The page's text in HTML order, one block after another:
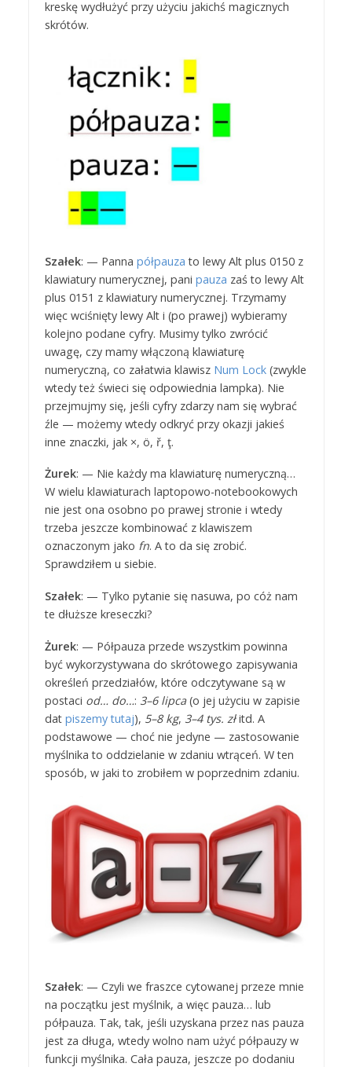
kreskę wydłużyć przy użyciu jakichś magicznych
skrótów.
Szałek: — Panna półpauza to lewy Alt plus 0150 z
klawiatury numerycznej, pani pauza zaś to lewy Alt
plus 0151 z klawiatury numerycznej. Trzymamy
więc wciśnięty lewy Alt i (po prawej) wybieramy
kolejno podane cyfry. Musimy tylko zwrócić
uwagę, czy mamy włączoną klawiaturę
numeryczną, co załatwia klawisz Num Lock(zwykle
wtedy też świeci się odpowiednia lampka). Nie
przejmujmy się, jeśli cyfry zdarzy nam się wybrać
źle — możemy wtedy odkryć przy okazji jakieś
inne znaczki, jak ×, ö, ř, ţ.
Żurek: — Nie każdy ma klawiaturę numeryczną…
W wielu klawiaturach laptopowo-notebookowych
nie jest ona osobno po prawej stronie i wtedy
trzeba jeszcze kombinować z klawiszem
oznaczonym jako fn. A to da się zrobić.
Sprawdziłem u siebie.
Szałek: — Tylko pytanie się nasuwa, po cóż nam
te dłuższe kreseczki?
Żurek: — Półpauza przede wszystkim powinna
być wykorzystywana do skrótowego zapisywania
określeń przedziałów, które odczytywane są w
postaci od… do…: 3–6 lipca(o jej użyciu w zapisie
dat piszemy tutaj), 5–8 kg, 3–4 tys. złitd. A
podstawowe — choć nie jedyne — zastosowanie
myślnika to oddzielanie w zdaniu wtrąceń. W ten
sposób, w jaki to zrobiłem w poprzednim zdaniu.
Szałek: — Czyli we fraszce cytowanej przeze mnie
na początku jest myślnik, a więc pauza… lub
półpauza. Tak, tak, jeśli uzyskana przez nas pauza
jest za długa, wtedy wolno nam użyć półpauzy w
funkcji myślnika. Cała pauza, jeszcze po dodaniu